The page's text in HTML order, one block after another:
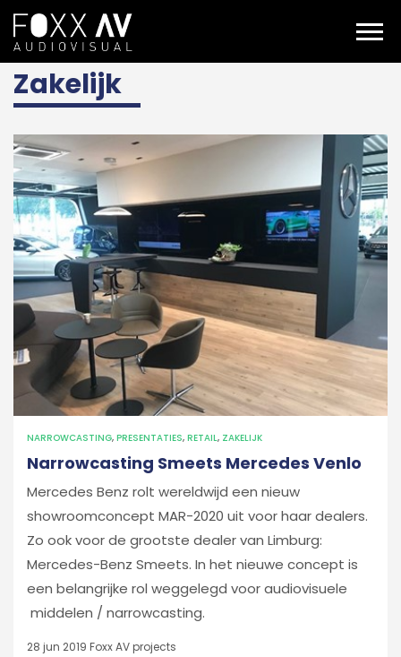
NL Projecten
Zakelijk
NARROWCASTING, PRESENTATIES, RETAIL, ZAKELIJK
Narrowcasting Smeets Mercedes Venlo
Mercedes Benz rolt wereldwijd een nieuw
showroomconcept MAR-2020 uit voor haar dealers.
Zo ook voor de grootste dealer van Limburg:
Mercedes-Benz Smeets. In het nieuwe concept is
een belangrijke rol weggelegd voor audiovisuele
middelen / narrowcasting.
28 jun 2019 Foxx AV projects